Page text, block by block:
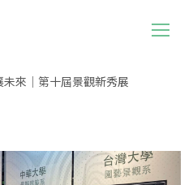
來｜第十屆景觀新秀展